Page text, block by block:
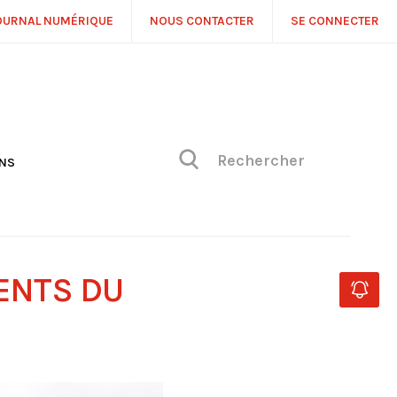
NUMÉRIQUE NOUS CONTACTER SE CONNECTER
DU